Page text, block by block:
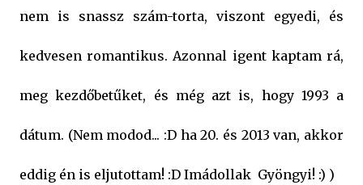
nem is snassz szám-torta, viszont egyedi, és
kedvesen romantikus. Azonnal igent kaptam rá,
meg kezdőbetűket, és még azt is, hogy 1993 a
dátum. (Nem modod... :D ha 20. és 2013 van, akkor
eddig én is eljutottam! :D Imádollak Gyöngyi! :) )